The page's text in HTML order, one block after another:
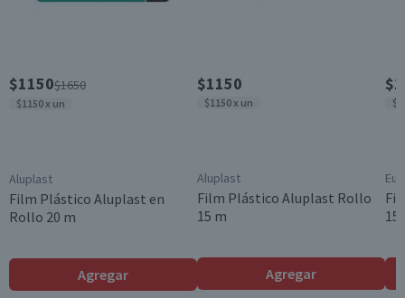
$1150$1650
$1150 x un
Aluplast
Film Plástico Aluplast en
Rollo 20 m
Agregar
$1150
$1150 x un
Aluplast
Film Plástico Aluplast Rollo
15 m
Agregar
15